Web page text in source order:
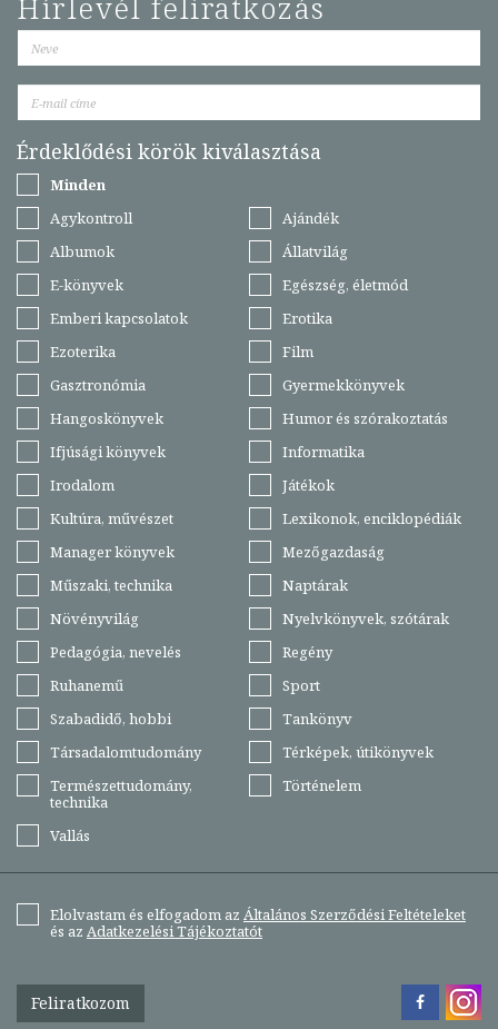
Érdeklődési körök kiválasztása
Minden
Agykontroll
Ajándék
Albumok
Állatvilág
E-könyvek
Egészség, életmód
Emberi kapcsolatok
Erotika
Ezoterika
Film
Gasztronómia
Gyermekkönyvek
Hangoskönyvek
Humor és szórakoztatás
Ifjúsági könyvek
Informatika
Irodalom
Játékok
Kultúra, művészet
Lexikonok, enciklopédiák
Manager könyvek
Mezőgazdaság
Műszaki, technika
Naptárak
Növényvilág
Nyelvkönyvek, szótárak
Pedagógia, nevelés
Regény
Ruhanemű
Sport
Szabadidő, hobbi
Tankönyv
Társadalomtudomány
Térképek, útikönyvek
Természettudomány,
technika
Történelem
Vallás
Elolvastam és elfogadom az Általános Szerződési Feltételeket
és az Adatkezelési Tájékoztatót
Feliratkozom